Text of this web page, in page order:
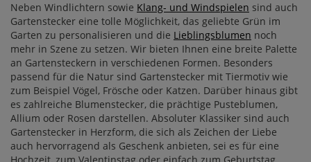
Neben Windlichtern sowie Klang- und Windspielen sind auch
Gartenstecker eine tolle Möglichkeit, das geliebte Grün im
Garten zu personalisieren und die Lieblingsblumen noch
mehr in Szene zu setzen. Wir bieten Ihnen eine breite Palette
an Gartensteckern in verschiedenen Formen. Besonders
passend für die Natur sind Gartenstecker mit Tiermotiv wie
zum Beispiel Vögel, Frösche oder Katzen. Darüber hinaus gibt
es zahlreiche Blumenstecker, die prächtige Pusteblumen,
Allium oder Rosen darstellen. Absoluter Klassiker sind auch
Gartenstecker in Herzform, die sich als Zeichen der Liebe
auch hervorragend als Geschenk anbieten, sei es für eine